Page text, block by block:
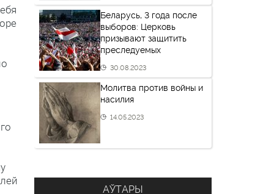
Беларусь, 3 года после
выборов: Церковь
призывают защитить
преследуемых
30.08.2023
Молитва против войны и
насилия
14.05.2023
АЎТАРЫ